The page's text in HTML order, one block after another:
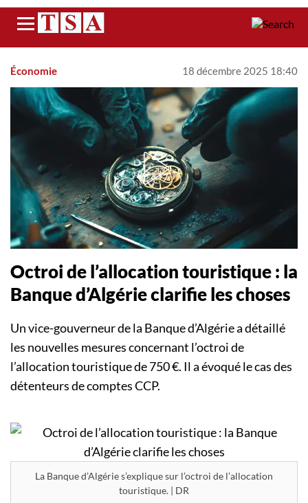
Menu
Économie 18 décembre 2025 18:40
Octroi de l’allocation touristique : la
Banque d’Algérie clarifie les choses
Un vice-gouverneur de la Banque d’Algérie a détaillé
les nouvelles mesures concernant l’octroi de
l’allocation touristique de 750 €. Il a évoqué le cas des
détenteurs de comptes CCP.
La Banque d’Algérie s’explique sur l’octroi de l’allocation
touristique. | DR